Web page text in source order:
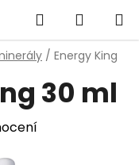
Hledat
KOŠÍK
/ Energy King
30 ml